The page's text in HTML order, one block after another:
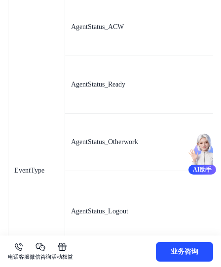
EventType
AgentStatus_ACW
AgentStatus_Ready
AgentStatus_Otherwork
AgentStatus_Logout
AI助手
电话客服微信咨询活动权益
业务咨询